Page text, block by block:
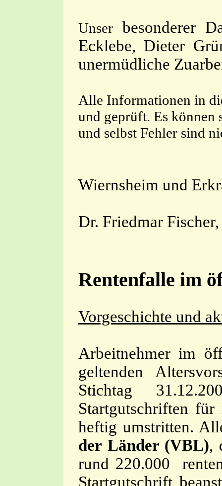
Unser besonderer
Ecklebe, Dieter
unermüdliche
Alle Informationen in
und geprüft. Es können
und selbst Fehler sind
Wiernsheim und
Dr. Friedmar
Rentenfalle im
Vorgeschichte und
Arbeitnehmer im
geltenden
Stichtag
Startgutschriften
heftig umstritten.
der Länder (VBL),
rund 220.000
Startgutschrift